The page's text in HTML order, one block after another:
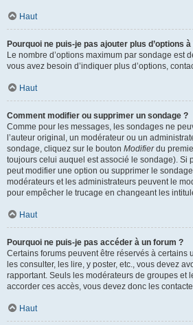
Haut
Pourquoi ne puis-je pas ajouter plus d’options
Le nombre d’options maximum par sondage est
vous avez besoin d’indiquer plus d’options,
Haut
Comment modifier ou supprimer un sondage ?
Comme pour les messages, les sondages ne
l’auteur original, un modérateur ou un
sondage, cliquez sur le bouton Modifierdu
toujours celui auquel est associé le sondage). Si
peut modifier une option ou supprimer le
modérateurs et les administrateurs peuvent le
pour empêcher le trucage en changeant les
Haut
Pourquoi ne puis-je pas accéder à un forum ?
Certains forums peuvent être réservés à certains
les consulter, les lire, y poster, etc., vous devez
rapportant. Seuls les modérateurs de groupes et
accorder ces accès, vous devez donc les
Haut